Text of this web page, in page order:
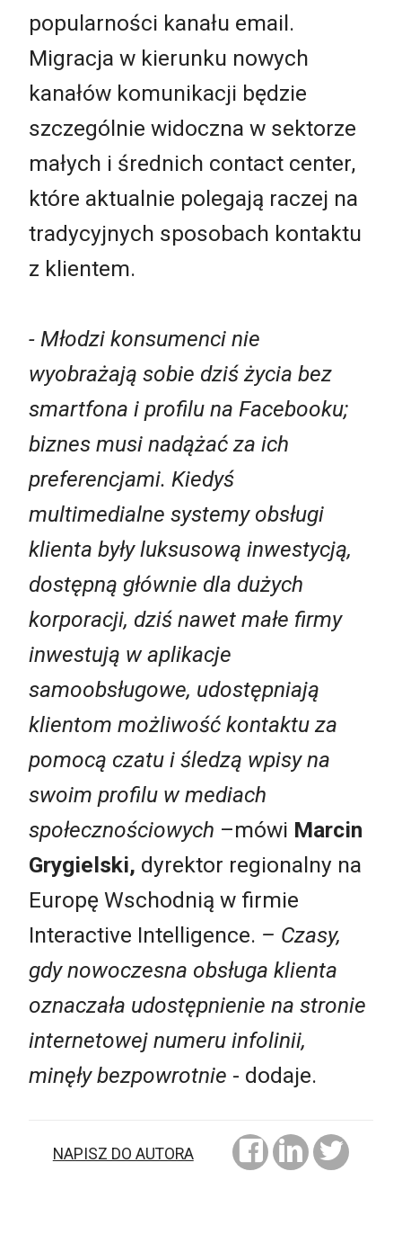
popularności kanału email.
Migracja w kierunku nowych
kanałów komunikacji będzie
szczególnie widoczna w sektorze
małych i średnich contact center,
które aktualnie polegają raczej na
tradycyjnych sposobach kontaktu
z klientem.
- Młodzi konsumenci nie
wyobrażają sobie dziś życia bez
smartfona i profilu na Facebooku;
biznes musi nadążać za ich
preferencjami. Kiedyś
multimedialne systemy obsługi
klienta były luksusową inwestycją,
dostępną głównie dla dużych
korporacji, dziś nawet małe firmy
inwestują w aplikacje
samoobsługowe, udostępniają
klientom możliwość kontaktu za
pomocą czatu i śledzą wpisy na
swoim profilu w mediach
społecznościowych –mówi Marcin
Grygielski, dyrektor regionalny na
Europę Wschodnią w firmie
Interactive Intelligence. – Czasy,
gdy nowoczesna obsługa klienta
oznaczała udostępnienie na stronie
internetowej numeru infolinii,
minęły bezpowrotnie - dodaje.
NAPISZ DO AUTORA